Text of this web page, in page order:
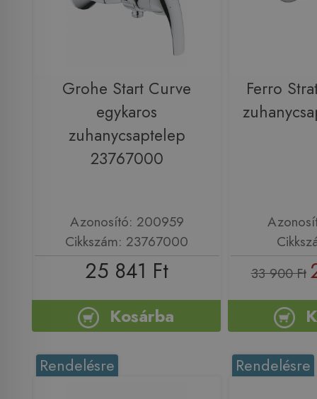
Grohe Start Curve
egykaros
zuhanycsaptelep
23767000
Azonosító: 200959
Cikkszám: 23767000
25 841 Ft
Kosárba
Ferro
33 900 Ft
Rendelésre Rendelésre